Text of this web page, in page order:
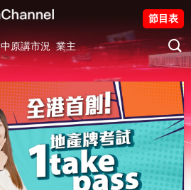
中原講市況 業主
節目表